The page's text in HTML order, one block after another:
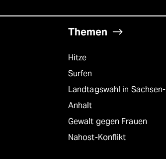
Themen
Hitze
Surfen
Landtagswahl in Sachsen-
Anhalt
Gewalt gegen Frauen
Nahost-Konflikt